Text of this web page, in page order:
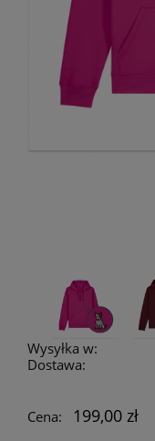
Wysyłka w:
Dostawa:
Cena nie zawiera
Cena:
199,00 zł